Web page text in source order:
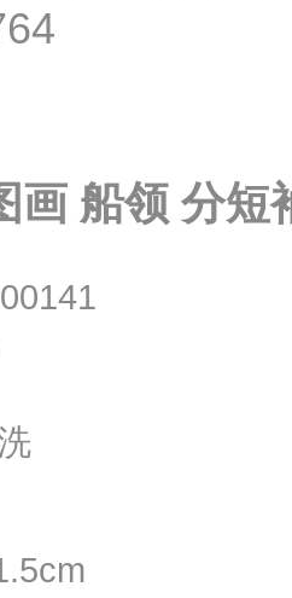
画 船领 分短